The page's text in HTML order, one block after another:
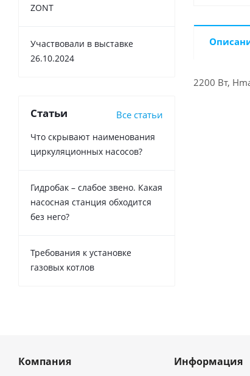
2200 Вт,
ZONT
Участвовали в выставке
26.10.2024
Статьи Все статьи
Что скрывают наименования
циркуляционных насосов?
Гидробак – слабое звено. Какая
насосная станция обходится
без него?
Требования к установке
газовых котлов
Компания Информация